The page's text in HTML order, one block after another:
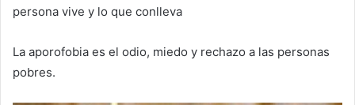
persona vive y lo que conlleva
La aporofobia es el odio, miedo y rechazo a las personas
pobres.